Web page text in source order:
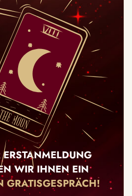
ERSTANMELDUNG
WIR IHNEN EIN
GRATISGESPRÄCH!